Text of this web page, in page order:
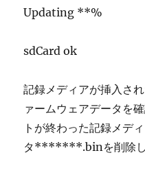
Updating **%
sdCard ok
記録メディアが挿入さ
ァームウェアデータを
トが終わった記録メデ
タ*******.binを削除し